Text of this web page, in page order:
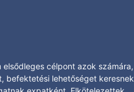
elsődleges célpont azok számára,
befektetési lehetőséget